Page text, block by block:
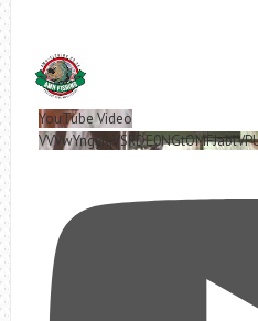
YouTube Video